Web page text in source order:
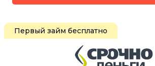
Первый займ бесплатно